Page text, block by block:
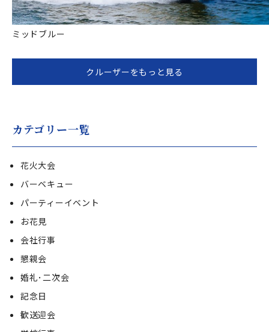
ミッドブルー
クルーザーをもっと見る
カテゴリー一覧
花火大会
バーベキュー
パーティーイベント
お花見
会社行事
懇親会
婚礼･二次会
記念日
歓送迎会